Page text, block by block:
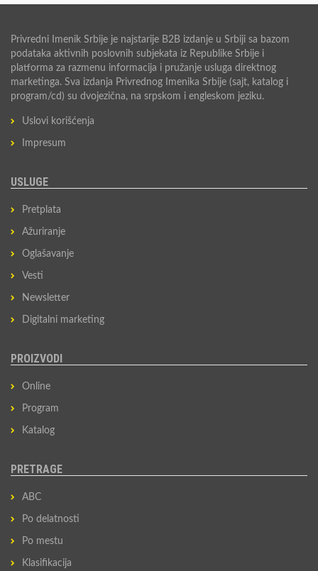
Privredni Imenik Srbije je najstarije B2B izdanje u Srbiji sa bazom
podataka aktivnih poslovnih subjekata iz Republike Srbije i
platforma za razmenu informacija i pružanje usluga direktnog
marketinga. Sva izdanja Privrednog Imenika Srbije (sajt, katalog i
program/cd) su dvojezična, na srpskom i engleskom jeziku.
Uslovi korišćenja
Impresum
USLUGE
Pretplata
Ažuriranje
Oglašavanje
Vesti
Newsletter
Digitalni marketing
PROIZVODI
Online
Program
Katalog
PRETRAGE
ABC
Po delatnosti
Po mestu
Klasifikacija